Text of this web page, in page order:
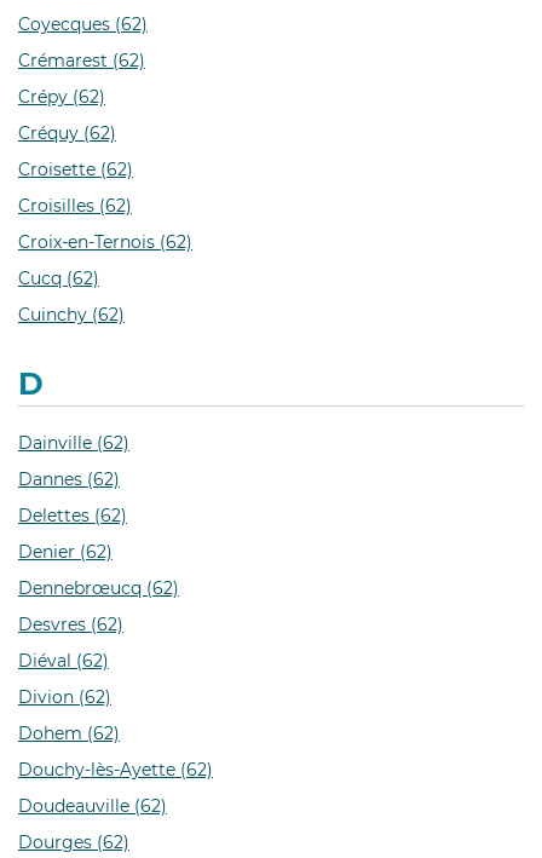
Coyecques (62)
Crémarest (62)
Crépy (62)
Créquy (62)
Croisette (62)
Croisilles (62)
Croix-en-Ternois (62)
Cucq (62)
Cuinchy (62)
D
Dainville (62)
Dannes (62)
Delettes (62)
Denier (62)
Dennebrœucq (62)
Desvres (62)
Diéval (62)
Divion (62)
Dohem (62)
Douchy-lès-Ayette (62)
Doudeauville (62)
Dourges (62)